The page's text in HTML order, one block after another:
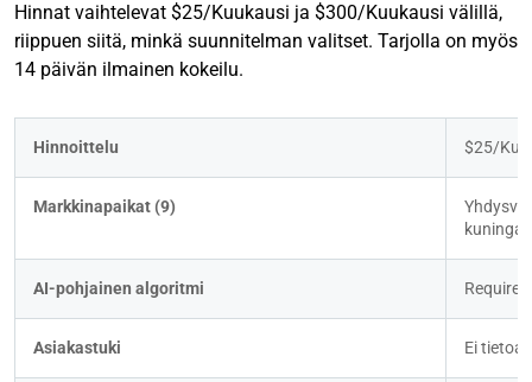
Hinnat vaihtelevat $25/Kuukausi ja $300/Kuukausi välillä,
riippuen siitä, minkä suunnitelman valitset. Tarjolla on myös
14 päivän ilmainen kokeilu.
Hinnoittelu $25/
Markkinapaikat (9)
AI-pohjainen algoritmi Requires
Asiakastuki Ei tietoa